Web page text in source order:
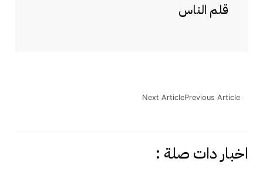
قلم الناس
Previous Article
Next Article
اخبار دات صلة :